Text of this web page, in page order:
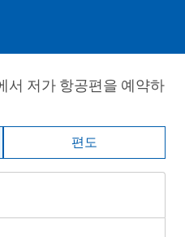
저가 항공편을 예약하
편도